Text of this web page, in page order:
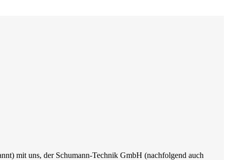
mit uns, der Schumann-Technik GmbH (nachfolgend auch